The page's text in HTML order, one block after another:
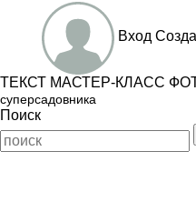
Вход
ТЕКСТ МАСТЕР-КЛАСС
суперсадовника
Поиск